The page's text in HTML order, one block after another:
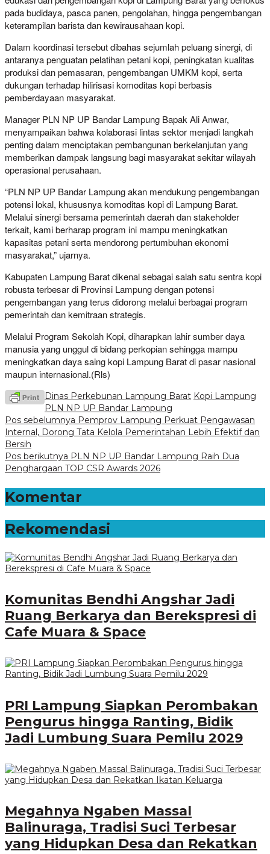
pada budidaya, pasca panen, pengolahan, hingga pengembangan
keterampilan barista dan kewirausahaan kopi.
Dalam koordinasi tersebut dibahas sejumlah peluang sinergi, di
antaranya penguatan pelatihan petani kopi, peningkatan kualitas
produksi dan pemasaran, pengembangan UMKM kopi, serta
dukungan terhadap hilirisasi komoditas kopi berbasis
pemberdayaan masyarakat.
Manager PLN NP UP Bandar Lampung Bapak Ali Anwar,
menyampaikan bahwa kolaborasi lintas sektor menjadi langkah
penting dalam menciptakan pembangunan berkelanjutan yang
memberikan dampak langsung bagi masyarakat sekitar wilayah
operasional perusahaan.
“PLN NP UP Bandar Lampung akan mendukung pengembangan
potensi lokal, khususnya komoditas kopi di Lampung Barat.
Melalui sinergi bersama pemerintah daerah dan stakeholder
terkait, kami berharap program ini mampu meningkatkan
kapasitas petani serta mendorong pertumbuhan ekonomi
masyarakat,” ujarnya.
Kabupaten Lampung Barat dikenal sebagai salah satu sentra kopi
robusta terbesar di Provinsi Lampung dengan potensi
pengembangan yang terus didorong melalui berbagai program
pemerintah dan kemitraan strategis.
Melalui Program Sekolah Kopi, diharapkan lahir sumber daya
manusia yang unggul di bidang perkopian sehingga mampu
meningkatkan daya saing kopi Lampung Barat di pasar nasional
maupun internasional.(Rls)
Dinas Perkebunan Lampung Barat Kopi Lampung
PLN NP UP Bandar Lampung
Navigasi
pos
Pos sebelumnya Pemprov Lampung Perkuat Pengawasan
Internal, Dorong Tata Kelola Pemerintahan Lebih Efektif dan
Bersih
Pos berikutnya PLN NP UP Bandar Lampung Raih Dua
Penghargaan TOP CSR Awards 2026
Komentar
Rekomendasi
Komunitas Bendhi Angshar Jadi
Ruang Berkarya dan Berekspresi di
Cafe Muara & Space
PRI Lampung Siapkan Perombakan
Pengurus hingga Ranting, Bidik
Jadi Lumbung Suara Pemilu 2029
Megahnya Ngaben Massal
Balinuraga, Tradisi Suci Terbesar
yang Hidupkan Desa dan Rekatkan